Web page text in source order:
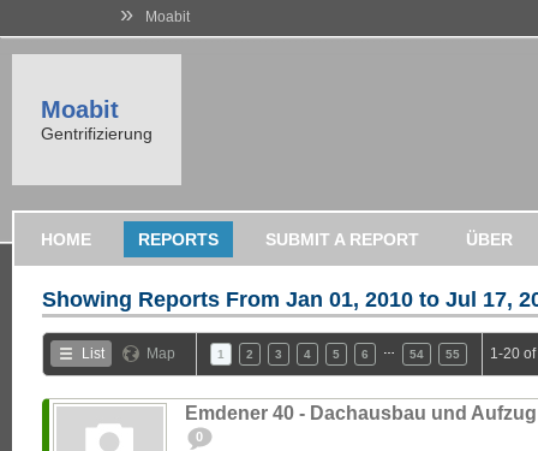
» Moabit
Moabit
Gentrifizierung
HOME REPORTS SUBMIT A REPORT ÜBER
Showing Reports From Jan 01, 2010 to Jul 17,
List Map 1 2 3 4 5 6 54 55 1-20
Emdener 40 - Dachausbau und Aufzug
0